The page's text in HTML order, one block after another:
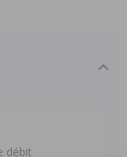
débit